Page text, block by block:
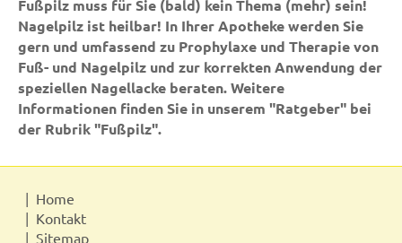
Fußpilz muss für Sie (bald) kein Thema (mehr) sein!
Nagelpilz ist heilbar! In Ihrer Apotheke werden Sie
gern und umfassend zu Prophylaxe und Therapie von
Fuß- und Nagelpilz und zur korrekten Anwendung der
speziellen Nagellacke beraten. Weitere
Informationen finden Sie in unserem "Ratgeber" bei
der Rubrik "Fußpilz".
Home
Kontakt
Sitemap